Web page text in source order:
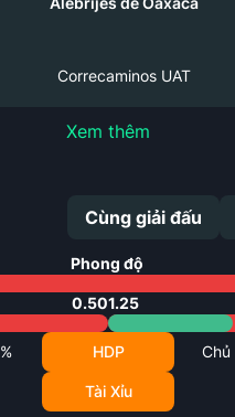
Correcaminos UAT
Xem thêm
Cùng giải đấu
Phong độ
0.501.25
% HDP Chủ
Tài Xỉu